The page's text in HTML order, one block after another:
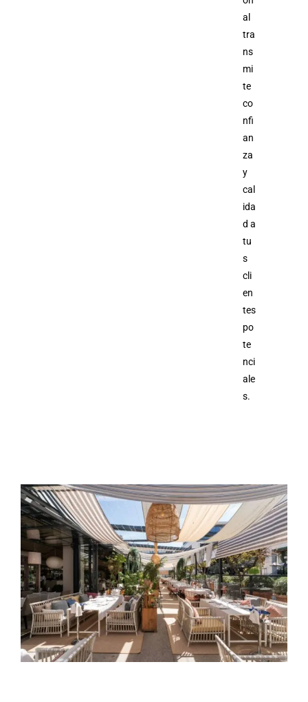
al
tra
ns
mi
te
co
nfi
an
za
y
cal
ida
d a
tu
s
cli
en
tes
po
te
nci
ale
s.